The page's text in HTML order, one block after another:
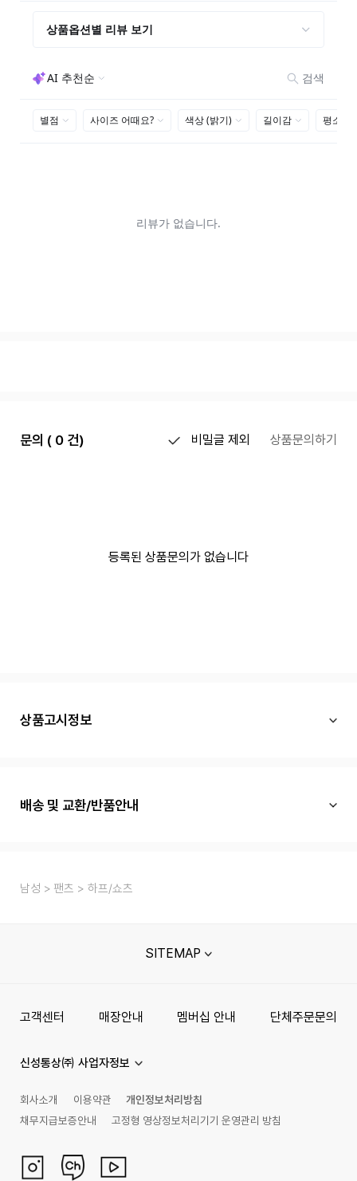
문의 ( 0 건) 비밀글 제외 상품문의하기
등록된 상품문의가 없습니다
상품고시정보
배송 및 교환/반품안내
남성 팬츠 하프/쇼츠
SITEMAP
고객센터 매장안내 멤버십 안내 단체주문문의
신성통상㈜ 사업자정보
회사소개 이용약관
개인정보처리방침
채무지급보증안내
고정형 영상정보처리기기 운영관리 방침